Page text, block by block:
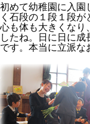
初めて幼稚園に入園
く石段の１段１段
心も体も大きくなり
したね。日に日に
です。本当に立派な